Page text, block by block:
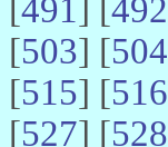
[491] [492
[503] [504
[515] [516
[527] [528